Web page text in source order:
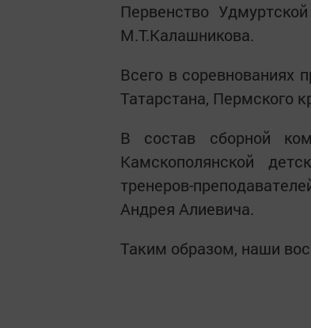
Первенство
М.Т.Калашникова.
Всего в соревнованиях
Татарстана, Пермского
В состав сборной
Камскополянской
тренеров-
Андрея Алиевича.
Таким образом, наши